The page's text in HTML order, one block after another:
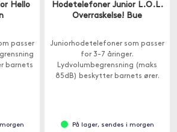
Hello
passer
barnets
Hodetelefoner Junior L.O.L.
Overraskelse! Bue
Juniorhodetelefoner som passer
for 3-7 åringer.
Lydvolumbegrensning (maks
85dB) beskytter barnets ører.
På lager, sendes i morgen